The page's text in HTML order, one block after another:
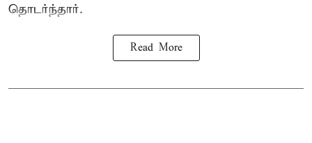
தொடர்ந்தார்.
Read More